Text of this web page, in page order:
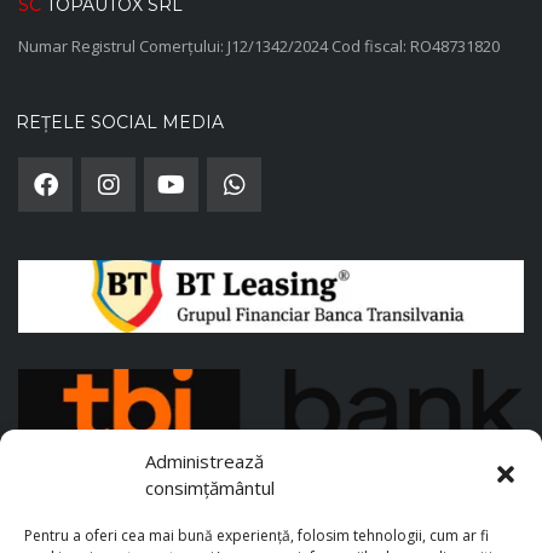
Administrează
consimțământul
Pentru a oferi cea mai bună experiență, folosim tehnologii, cum ar fi
SC TOPAUTOX SRL
Numar Registrul Comerțului: J12/1342/2024 Cod fiscal: RO48731820
REȚELE SOCIAL MEDIA